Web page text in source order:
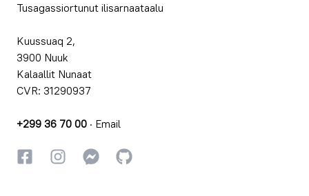
Tusagassiortunut ilisarnaataalu
Kuussuaq 2,
3900 Nuuk
Kalaallit Nunaat
CVR: 31290937
+299 36 70 00 · Email
FacebookkiInstagrammiInstagrammi
GitHub